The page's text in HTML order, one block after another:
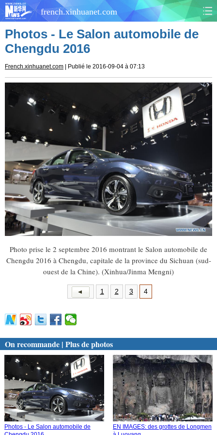
french.xinhuanet.com
CHINE MONDE
CULTURE SOCIÉTÉ
SANTÉ SPORTS
SCI&TECH PLANÈTE
TOURISME DOCUMENTS
DOSSIERS PHOTOS
VIDÉOS
Photos - Le Salon automobile de
Chengdu 2016
French.xinhuanet.com | Publié le 2016-09-04 à 07:13
Photo prise le 2 septembre 2016 montrant le Salon automobile de
Chengdu 2016 à Chengdu, capitale de la province du Sichuan (sud-
ouest de la Chine). (Xinhua/Jinma Mengni)
1 2 3 4
On recommande | Plus de photos
Photos - Le Salon automobile de
EN IMAGES: des grottes de Longmen